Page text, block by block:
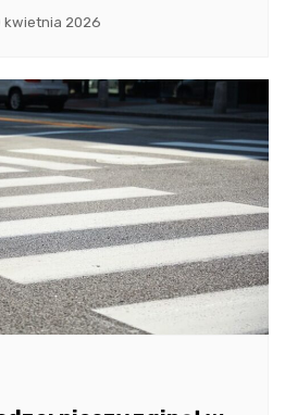
kwietnia 2026